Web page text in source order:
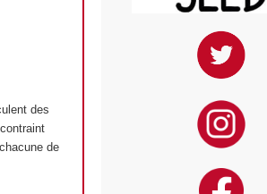
des
de